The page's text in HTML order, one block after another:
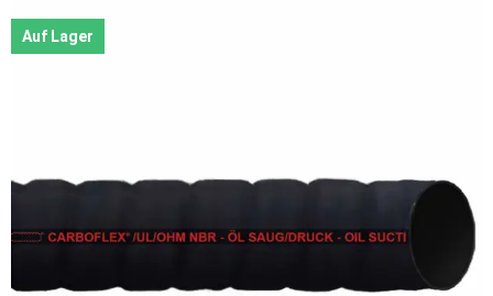
Auf Lager